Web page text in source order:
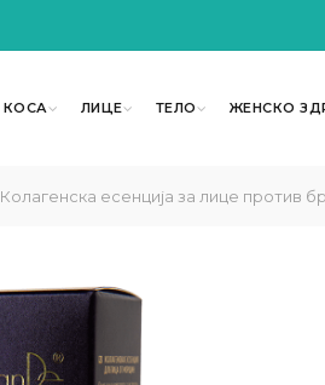
КОСА ЛИЦЕ ТЕЛО ЖЕНСКО
Колагенска есенција за лице против